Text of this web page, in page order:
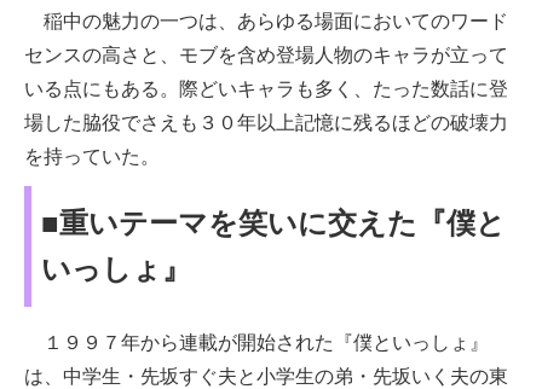
稲中の魅力の一つは、あらゆる場面においてのワード
センスの高さと、モブを含め登場人物のキャラが立って
いる点にもある。際どいキャラも多く、たった数話に登
場した脇役でさえも３０年以上記憶に残るほどの破壊力
を持っていた。
■重いテーマを笑いに交えた『僕と
いっしょ』
１９９７年から連載が開始された『僕といっしょ』
は、中学生・先坂すぐ夫と小学生の弟・先坂いく夫の東